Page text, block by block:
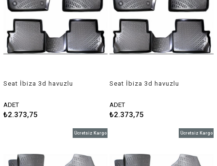
Seat İbiza 3d havuzlu
ADET
₺2.373,75
Seat İbiza 3d havuzlu
ADET
₺2.373,75
Ücretsiz Kargo Ücretsiz Kargo